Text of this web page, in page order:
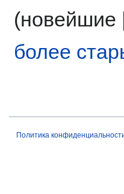
(новейшие
более
Политика